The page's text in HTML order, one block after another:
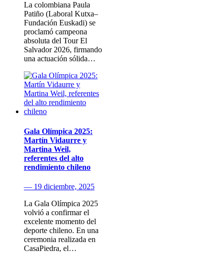
La colombiana Paula
Patiño (Laboral Kutxa–
Fundación Euskadi) se
proclamó campeona
absoluta del Tour El
Salvador 2026, firmando
una actuación sólida…
Gala Olímpica 2025:
Martín Vidaurre y
Martina Weil,
referentes del alto
rendimiento chileno
— 19 diciembre, 2025
La Gala Olímpica 2025
volvió a confirmar el
excelente momento del
deporte chileno. En una
ceremonia realizada en
CasaPiedra, el…